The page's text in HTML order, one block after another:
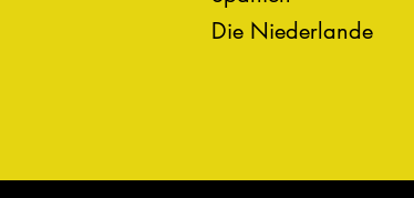
Die Niederlande